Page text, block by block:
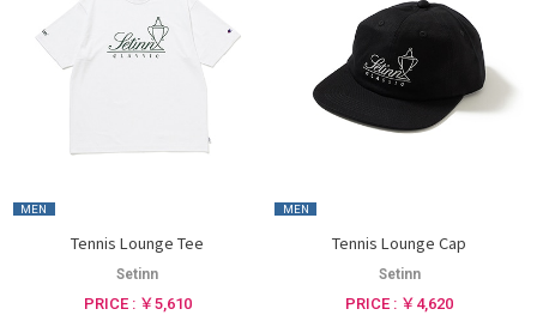
MEN
Tennis Lounge Tee
Setinn
PRICE : ￥5,610
MEN
Tennis Lounge Cap
Setinn
PRICE : ￥4,620